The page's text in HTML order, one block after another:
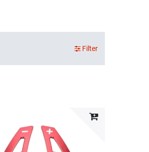
Filter